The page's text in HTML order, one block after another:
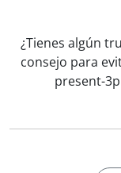
¿Tienes algún
consejo para
present-